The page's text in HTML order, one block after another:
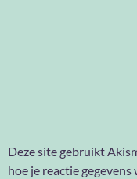
Deze site gebruikt
hoe je reactie